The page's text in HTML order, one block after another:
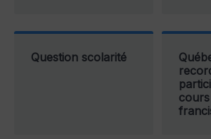
Question scolarité